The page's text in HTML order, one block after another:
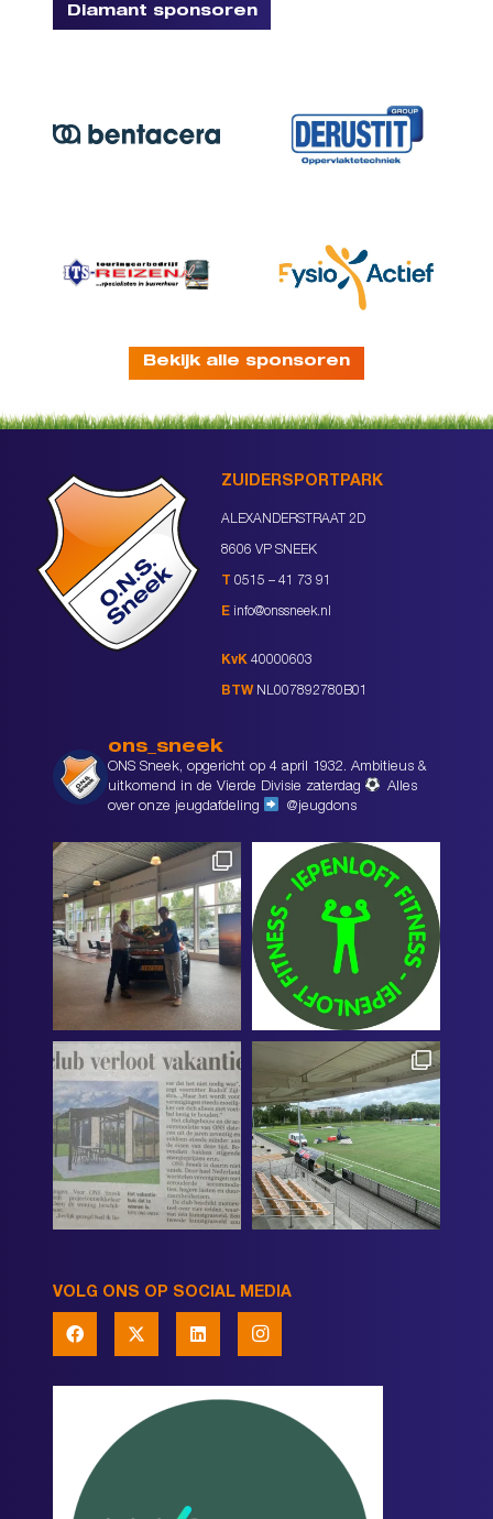
Diamant sponsoren
Bekijk alle sponsoren
ZUIDERSPORTPARK
ALEXANDERSTRAAT 2D
8606 VP SNEEK
T 0515 – 41 73 91
E info@onssneek.nl
KvK 40000603
BTW NL007892780B01
ons_sneek
ONS Sneek, opgericht op 4 april 1932. Ambitieus &
uitkomend in de Vierde Divisie zaterdag
Alles
over onze jeugdafdeling
@jeugdons
VOLG ONS OP SOCIAL MEDIA